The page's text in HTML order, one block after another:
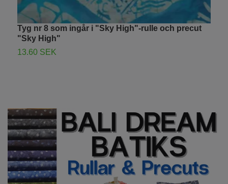
Tyg nr 8 som ingår i "Sky High"-rulle och precut
"Sky High"
13.60 SEK